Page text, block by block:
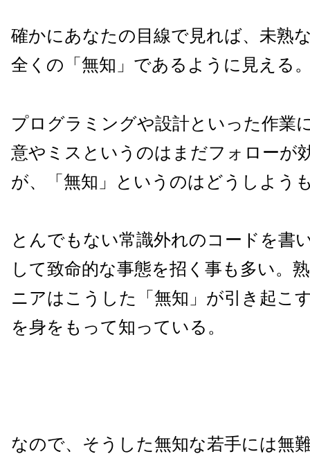
確かにあなたの目線で見れば、未熟
全くの「無知」であるように見える
プログラミングや設計といった作業
意やミスというのはまだフォローが
が、「無知」というのはどうしよう
とんでもない常識外れのコードを書
して致命的な事態を招く事も多い。
ニアはこうした「無知」が引き起こ
を身をもって知っている。
なので、そうした無知な若手には無